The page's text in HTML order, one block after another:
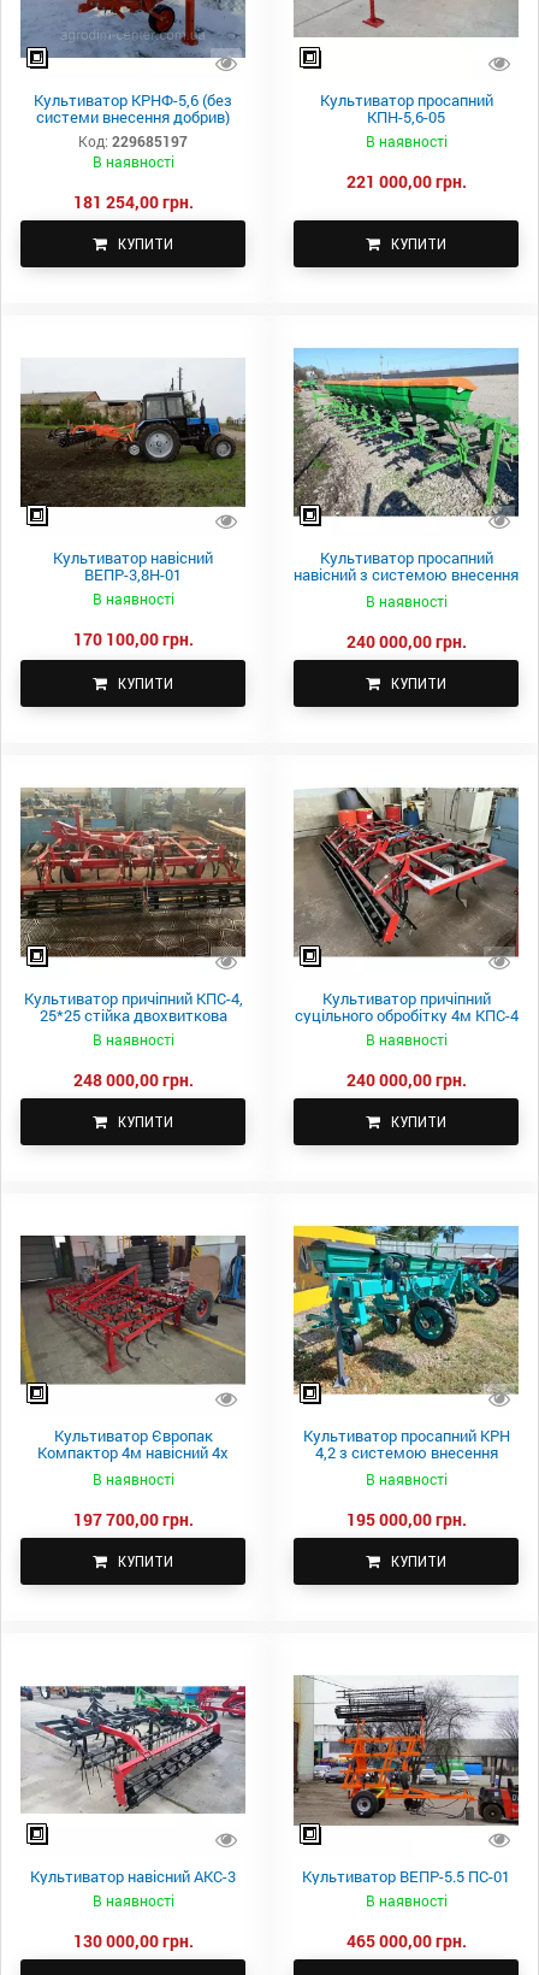
Культиватор КРНФ-5,6 (без
системи внесення добрив)
Код: 229685197
В наявності
181 254,00 грн.
КУПИТИ
Культиватор просапний
КПН-5,6-05
В наявності
221 000,00 грн.
КУПИТИ
Культиватор навісний
ВЕПР-3,8Н-01
В наявності
170 100,00 грн.
КУПИТИ
Культиватор просапний
навісний з системою внесення
добрив КРН 5,6
В наявності
240 000,00 грн.
КУПИТИ
Культиватор причіпний КПС-4,
25*25 стійка двохвиткова
В наявності
248 000,00 грн.
КУПИТИ
Культиватор причіпний
суцільного обробітку 4м КПС-4
В наявності
240 000,00 грн.
КУПИТИ
Культиватор Європак
Компактор 4м навісний 4х
рядний КПП-4
В наявності
197 700,00 грн.
КУПИТИ
Культиватор просапний КРН
4,2 з системою внесення
добрив, з т/п
В наявності
195 000,00 грн.
КУПИТИ
Культиватор навісний АКС-3
В наявності
130 000,00 грн.
Культиватор ВЕПР-5.5 ПС-01
В наявності
465 000,00 грн.